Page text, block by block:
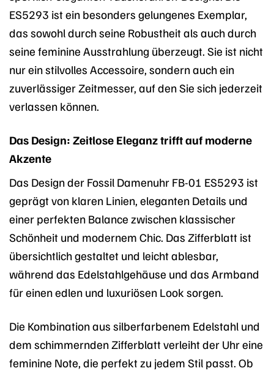
ES5293 ist ein besonders gelungenes Exemplar,
das sowohl durch seine Robustheit als auch durch
seine feminine Ausstrahlung überzeugt. Sie ist nicht
nur ein stilvolles Accessoire, sondern auch ein
zuverlässiger Zeitmesser, auf den Sie sich jederzeit
verlassen können.
Das Design: Zeitlose Eleganz trifft auf moderne
Akzente
Das Design der Fossil Damenuhr FB-01 ES5293 ist
geprägt von klaren Linien, eleganten Details und
einer perfekten Balance zwischen klassischer
Schönheit und modernem Chic. Das Zifferblatt ist
übersichtlich gestaltet und leicht ablesbar,
während das Edelstahlgehäuse und das Armband
für einen edlen und luxuriösen Look sorgen.
Die Kombination aus silberfarbenem Edelstahl und
dem schimmernden Zifferblatt verleiht der Uhr eine
feminine Note, die perfekt zu jedem Stil passt. Ob